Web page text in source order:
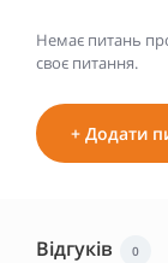
Немає питань
своє питання.
+ Додати
Відгуків 0